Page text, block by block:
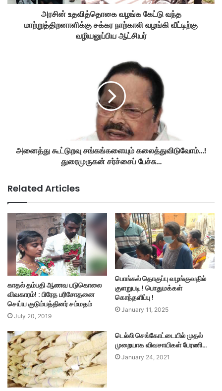
அரசின் உதவித்தொகை வழங்க கேட்டு வந்த
மாற்றுத்திறனாளிக்கு சக்கர நாற்காலி வழங்கி வீட்டிற்கு
வழியனுப்பிய ஆட்சியர்
அனைத்து கூட்டுறவு சங்கங்களையும் கலைத்துவிடுவோம்…!
துரைமுருகன் சர்ச்சைப் பேச்சு…
Related Articles
காதல் தம்பதி ஆணவ படுகொலை
விவகாரம்! : பிரேத பரிசோதனை
செய்ய குடும்பத்தினர் சம்மதம்
July 20, 2019
பொங்கல் தொகுப்பு வழங்குவதில்
குளறுபடி ! பொதுமக்கள்
கொந்தளிப்பு !
January 11, 2025
டெல்லி செங்கோட்டையில் முதல்
முறையாக விவசாயிகள் பேரணி…
January 24, 2021